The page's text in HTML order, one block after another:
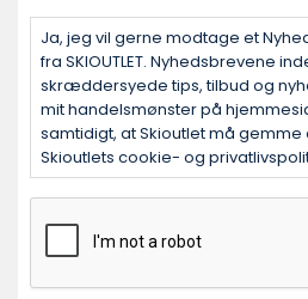
(PÅKRÆVET)
Ja, jeg vil gerne modtage et
fra SKIOUTLET. Nyhedsbrevene
skræddersyede tips, tilbud og
mit handelsmønster på
samtidigt, at Skioutlet må
Skioutlets cookie- og